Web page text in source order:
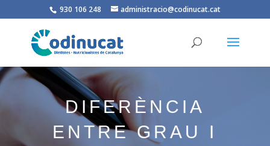
930 106 248 administracio@codinucat.cat
DIFERÈNCIA
ENTRE GRAU I